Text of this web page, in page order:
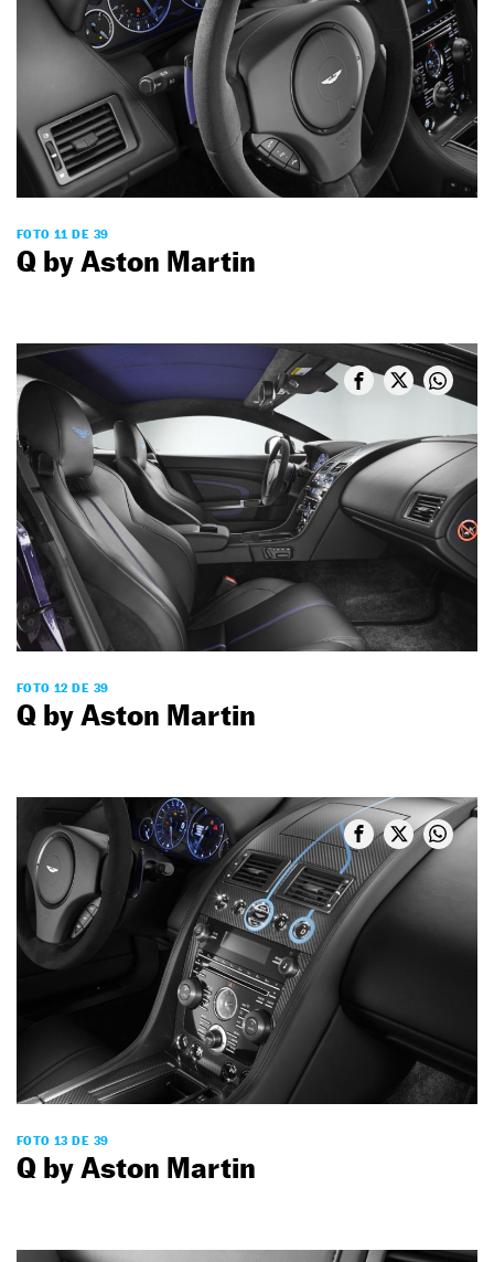
FOTO 11 DE 39
Q by Aston Martin
FOTO 12 DE 39
Q by Aston Martin
FOTO 13 DE 39
Q by Aston Martin